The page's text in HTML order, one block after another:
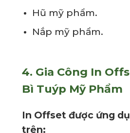
Hũ mỹ phẩm.
Nắp mỹ phẩm.
4. Gia Công In
Bì Tuýp Mỹ Phẩm
In Offset được ứng
trên: